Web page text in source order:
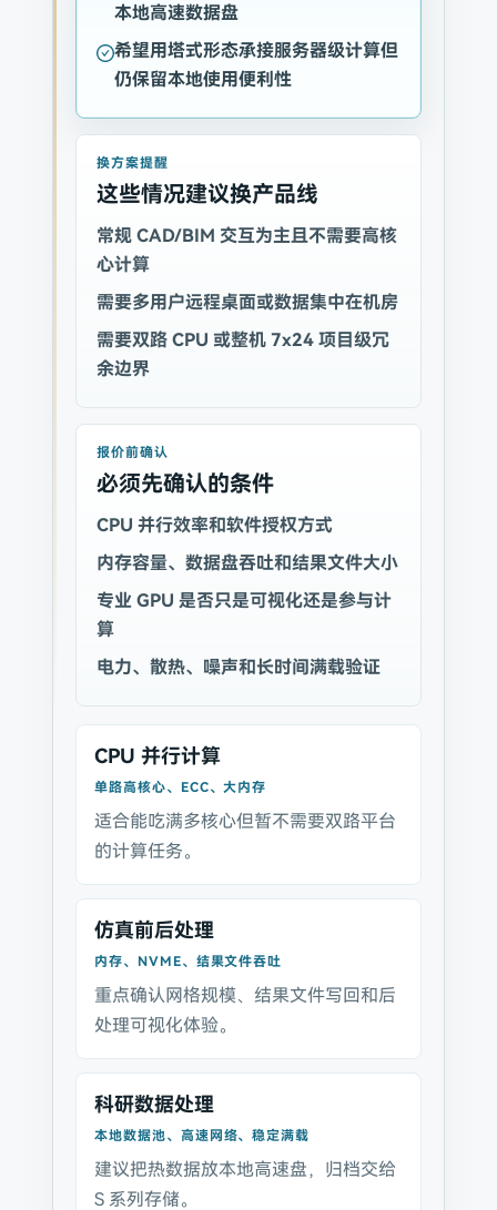
本地高速数据盘
希望用塔式形态承接服务器级计算但
仍保留本地使用便利性
换方案提醒
这些情况建议换产品线
常规 CAD/BIM 交互为主且不需要高核
心计算
需要多用户远程桌面或数据集中在机房
需要双路 CPU 或整机 7x24 项目级冗
余边界
报价前确认
必须先确认的条件
CPU 并行效率和软件授权方式
内存容量、数据盘吞吐和结果文件大小
专业 GPU 是否只是可视化还是参与计
算
电力、散热、噪声和长时间满载验证
CPU 并行计算
单路高核心、ECC、大内存
适合能吃满多核心但暂不需要双路平台
的计算任务。
仿真前后处理
内存、NVME、结果文件吞吐
重点确认网格规模、结果文件写回和后
处理可视化体验。
科研数据处理
本地数据池、高速网络、稳定满载
建议把热数据放本地高速盘，归档交给
S 系列存储。